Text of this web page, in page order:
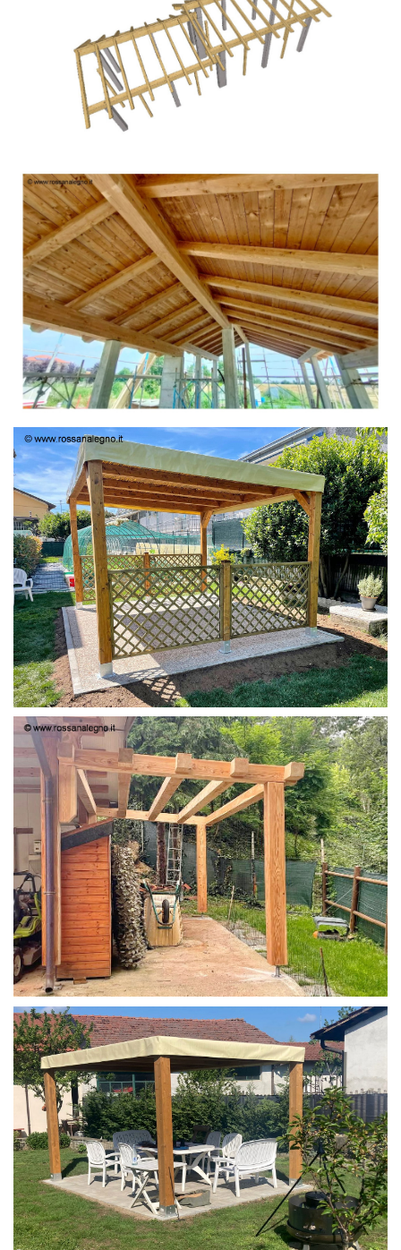
TETTO IN ABETE LAMELLARE PRETAGLIATO
PERGOLA 4X3
STRUTTURA IN LARICE U/F CON INCASTRI
PERGOLA